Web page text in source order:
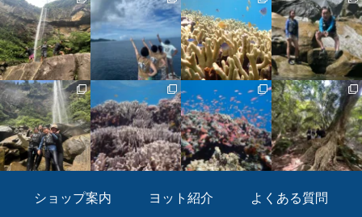
ショップ案内 ヨット紹介 よくある質問